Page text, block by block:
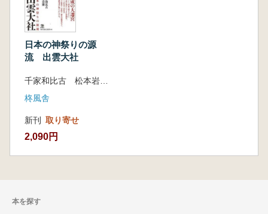
日本の神祭りの源
流 出雲大社
柊風舎
新刊 取り寄せ
2,090円
本を探す